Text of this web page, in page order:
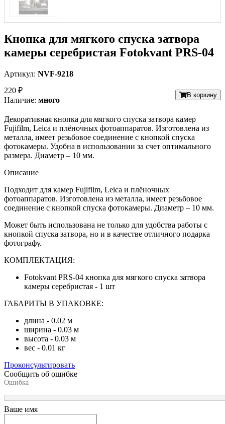
Кнопка для мягкого спуска затвора
камеры серебристая Fotokvant PRS-04
Артикул: NVF-9218
220 ₽
Наличие: много
В корзину
Декоративная кнопка для мягкого спуска затвора камер
Fujifilm, Leica и плёночных фотоаппаратов. Изготовлена из
металла, имеет резьбовое соединение с кнопкой спуска
фотокамеры. Удобна в использовании за счет оптимального
размера. Диаметр – 10 мм.
Описание
Подходит для камер Fujifilm, Leica и плёночных
фотоаппаратов. Изготовлена из металла, имеет резьбовое
соединение с кнопкой спуска фотокамеры. Диаметр – 10 мм.
Может быть использована не только для удобства работы с
кнопкой спуска затвора, но и в качестве отличного подарка
фотографу.
КОМПЛЕКТАЦИЯ:
Fotokvant PRS-04 кнопка для мягкого спуска затвора
камеры серебристая - 1 шт
ГАБАРИТЫ В УПАКОВКЕ:
длина - 0.02 м
ширина - 0.03 м
высота - 0.03 м
вес - 0.01 кг
Проконсультировать
Сообщить об ошибке
Ошибка
Ваше имя